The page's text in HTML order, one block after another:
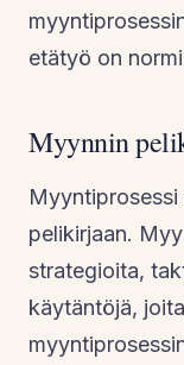
etätyö on
Myynnin
Myyntiprosessi
pelikirjaan.
strategioita,
käytäntöjä,